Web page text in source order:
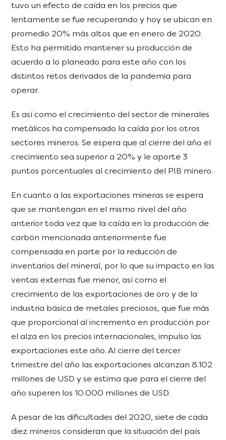
tuvo un efecto de caída en los precios que
lentamente se fue recuperando y hoy se ubican en
promedio 20% más altos que en enero de 2020.
Esto ha permitido mantener su producción de
acuerdo a lo planeado para este año con los
distintos retos derivados de la pandemia para
operar.
Es así como el crecimiento del sector de minerales
metálicos ha compensado la caída por los otros
sectores mineros. Se espera que al cierre del año el
crecimiento sea superior a 20% y le aporte 3
puntos porcentuales al crecimiento del PIB minero.
En cuanto a las exportaciones mineras se espera
que se mantengan en el mismo nivel del año
anterior toda vez que la caída en la producción de
carbón mencionada anteriormente fue
compensada en parte por la reducción de
inventarios del mineral, por lo que su impacto en las
ventas externas fue menor, así como el
crecimiento de las exportaciones de oro y de la
industria básica de metales preciosos, que fue más
que proporcional al incremento en producción por
el alza en los precios internacionales, impulso las
exportaciones este año. Al cierre del tercer
trimestre del año las exportaciones alcanzan 8.102
millones de USD y se estima que para el cierre del
año superen los 10.000 millones de USD.
A pesar de las dificultades del 2020, siete de cada
diez mineros consideran que la situación del país